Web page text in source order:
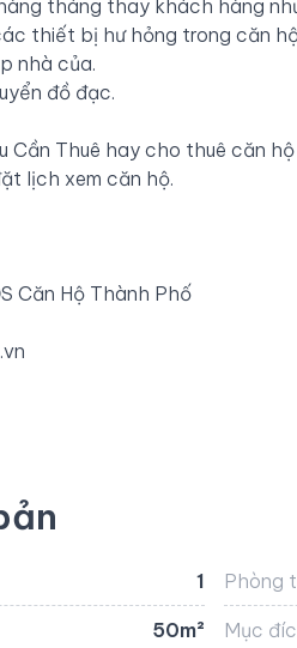
tháng thay khách hàng
thiết bị hư hỏng trong căn
nhà của.
đồ đạc.
Cần Thuê hay cho thuê căn
lịch xem căn hộ.
Căn Hộ Thành Phố
1 Phòng
50m² Mục